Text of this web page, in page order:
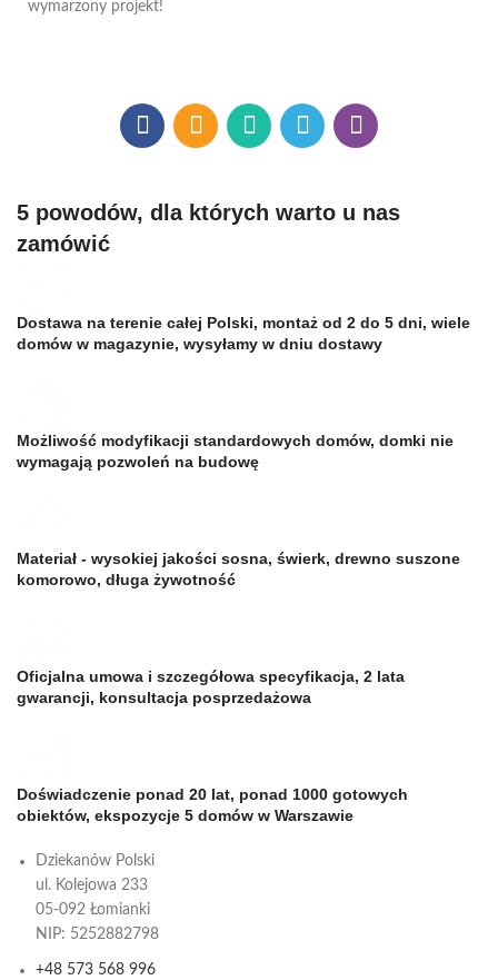
wymarzony projekt!
5 powodów, dla których warto u nas
zamówić
Dostawa na terenie całej Polski, montaż od 2 do 5 dni, wiele
domów w magazynie, wysyłamy w dniu dostawy
Możliwość modyfikacji standardowych domów, domki nie
wymagają pozwoleń na budowę
Materiał - wysokiej jakości sosna, świerk, drewno suszone
komorowo, długa żywotność
Oficjalna umowa i szczegółowa specyfikacja, 2 lata
gwarancji, konsultacja posprzedażowa
Doświadczenie ponad 20 lat, ponad 1000 gotowych
obiektów, ekspozycje 5 domów w Warszawie
Dziekanów Polski
ul. Kolejowa 233
05-092 Łomianki
NIP: 5252882798
+48 573 568 996